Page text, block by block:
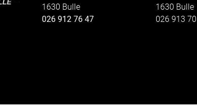
1630 Bulle
026 912 76 47
1630 Bulle
026 913